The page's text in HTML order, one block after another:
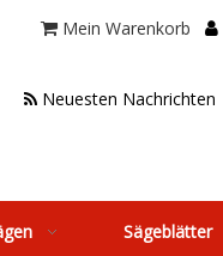
 Mein Warenkorb 
 Neuesten Nachrichten
Sägeblätter